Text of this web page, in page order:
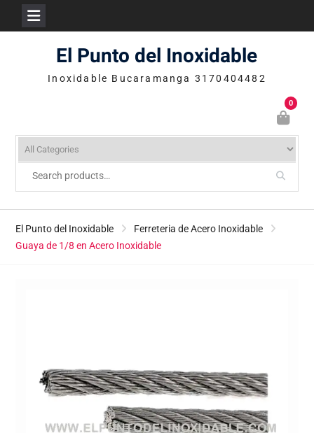
El Punto del Inoxidable
Inoxidable Bucaramanga 3170404482
0
El Punto del Inoxidable
Ferreteria de Acero Inoxidable
Guaya de 1/8 en Acero Inoxidable